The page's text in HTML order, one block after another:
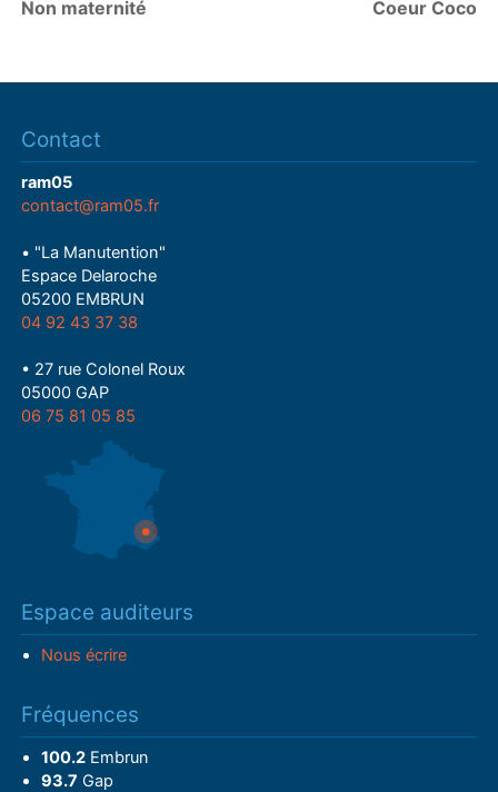
Non maternité
Coeur Coco
Contact
ram05
contact@ram05.fr
• "La Manutention"
Espace Delaroche
05200 EMBRUN
04 92 43 37 38
• 27 rue Colonel Roux
05000 GAP
06 75 81 05 85
Espace auditeurs
Nous écrire
Fréquences
100.2Embrun
93.7 Gap